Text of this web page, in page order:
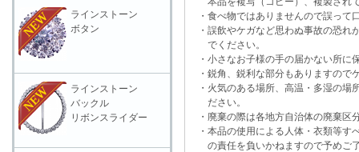
・食べ物ではありませんので誤って
・誤飲やケガなど思わぬ事故の恐れ
でください。
・小さなお子様の手の届かない所に
・鋭角、鋭利な部分もありますので
・火気のある場所、高温・多湿の場
ださい。
・廃棄の際は各地方自治体の廃棄区
・本品の使用による人体・衣類等す
の責任を負いかねますので予めご
ラインストーン
ボタン
ラインストーン
バックル
リボンスライダー